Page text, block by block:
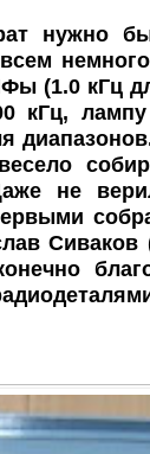
(1.0 кГц
лампу
не